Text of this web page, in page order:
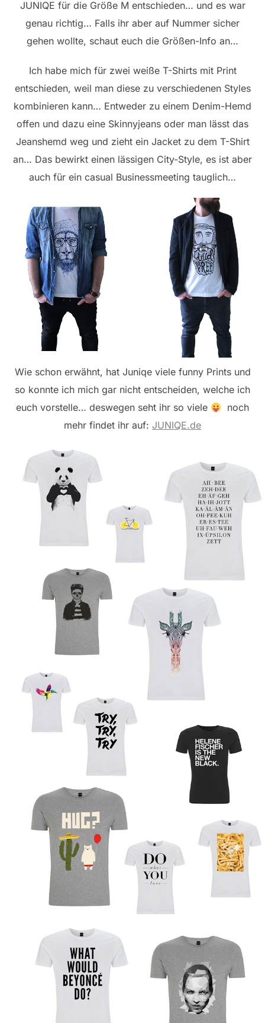
JUNIQE für die Größe M entschieden… und es war
genau richtig… Falls ihr aber auf Nummer sicher
gehen wollte, schaut euch die Größen-Info an…
Ich habe mich für zwei weiße T-Shirts mit Print
entschieden, weil man diese zu verschiedenen Styles
kombinieren kann… Entweder zu einem Denim-Hemd
offen und dazu eine Skinnyjeans oder man lässt das
Jeanshemd weg und zieht ein Jacket zu dem T-Shirt
an… Das bewirkt einen lässigen City-Style, es ist aber
auch für ein casual Businessmeeting tauglich…
Wie schon erwähnt, hat Juniqe viele funny Prints und
so konnte ich mich gar nicht entscheiden, welche ich
euch vorstelle… deswegen seht ihr so viele
noch
mehr findet ihr auf: JUNIQE.de